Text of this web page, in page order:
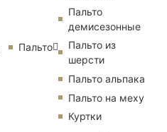
Пальто
Пальто
демисезонные
Пальто из
шерсти
Пальто альпака
Пальто на меху
Куртки